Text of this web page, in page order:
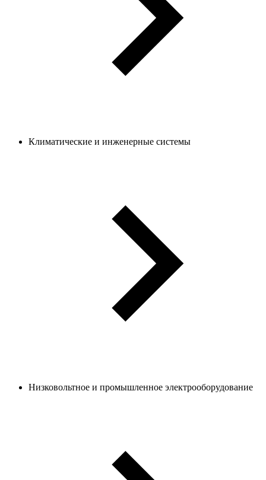
Климатические и инженерные системы
Низковольтное и промышленное электрооборудование